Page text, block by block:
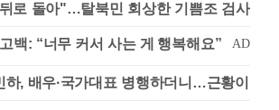
로 돌아"…탈북민 회상한 기쁨조 검사
하, 배우·국가대표 병행하더니…근황이